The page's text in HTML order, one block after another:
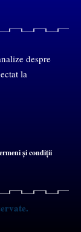
despre
la
și condiții